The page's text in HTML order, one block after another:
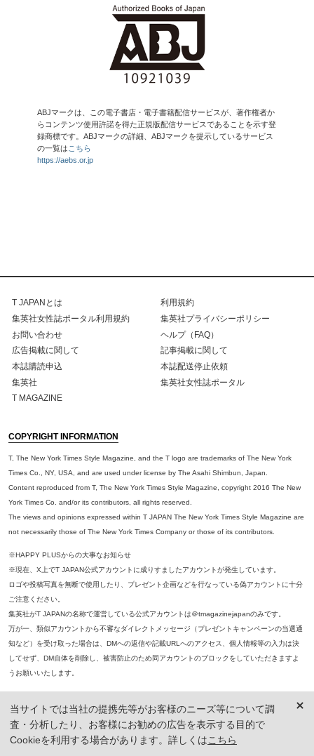
ABJマークは、この電子書店・電子書籍配信サービスが、著作権者か
らコンテンツ使用許諾を得た正規版配信サービスであることを示す登
録商標です。ABJマークの詳細、ABJマークを提示しているサービス
の一覧は こちら
https://aebs.or.jp
T JAPANとは
利用規約
集英社女性誌ポータル利用規約
集英社プライバシーポリシー
お問い合わせ
ヘルプ（FAQ）
広告掲載に関して
記事掲載に関して
本誌購読申込
本誌配送停止依頼
集英社
集英社女性誌ポータル
T MAGAZINE
COPYRIGHT INFORMATION
T, The New York Times Style Magazine, and the T logo are trademarks of The New York
Times Co., NY, USA, and are used under license by The Asahi Shimbun, Japan.
Content reproduced from T, The New York Times Style Magazine, copyright 2016 The New
York Times Co. and/or its contributors, all rights reserved.
The views and opinions expressed within T JAPAN The New York Times Style Magazine are
not necessarily those of The New York Times Company or those of its contributors.
※HAPPY PLUSからの大事なお知らせ
※現在、X上でT JAPAN公式アカウントに成りすましたアカウントが発生しています。
ロゴや投稿写真を無断で使用したり、プレゼント企画などを行なっている偽アカウントに十分
ご注意ください。
集英社がT JAPANの名称で運営している公式アカウントは＠tmagazinejapanのみです。
万が一、類似アカウントから不審なダイレクトメッセージ（プレゼントキャンペーンの当選通
知など）を受け取った場合は、DMへの返信や記載URLへのアクセス、個人情報等の入力は決
してせず、DM自体を削除し、被害防止のため同アカウントのブロックをしていただきますよ
うお願いいたします。
※ 掲載商品の価格は、特に記載がないかぎり、「税込価格」で表示しています。ただし、2021年3月18日以前に公開し
た記事については「本体価格（税抜）」での表示となり、 掲載価格には消費税が含まれておりませんのでご注意くだ
当サイトでは当社の提携先等がお客様のニーズ等について調
査・分析したり、お客様にお勧めの広告を表示する目的で
Cookieを利用する場合があります。詳しくはこちら